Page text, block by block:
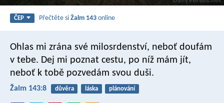
ČEP Přečtěte siŽalm 143 online
Ohlas mi zrána své milosrdenství, neboť doufám
v tebe. Dej mi poznat cestu, po níž mám jít,
neboť k tobě pozvedám svou duši.
Žalm 143:8 důvěra láska plánování